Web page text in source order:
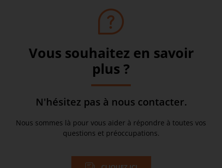
Vous souhaitez en savoir
plus ?
N'hésitez pas à nous contacter.
Nous sommes là pour vous aider à répondre à toutes vos
questions et préoccupations.